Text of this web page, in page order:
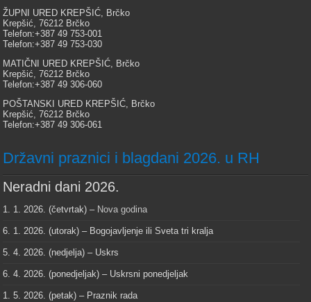
ŽUPNI URED KREPŠIĆ, Brčko
Krepšić, 76212 Brčko
Telefon:+387 49 753-001
Telefon:+387 49 753-030
MATIČNI URED KREPŠIĆ, Brčko
Krepšić, 76212 Brčko
Telefon:+387 49 306-060
POŠTANSKI URED KREPŠIĆ, Brčko
Krepšić, 76212 Brčko
Telefon:+387 49 306-061
Državni praznici i blagdani 2026. u RH
Neradni dani 2026.
1. 1. 2026. (četvrtak) – Nova godina
6. 1. 2026. (utorak) – Bogojavljenje ili Sveta tri kralja
5. 4. 2026. (nedjelja) – Uskrs
6. 4. 2026. (ponedjeljak) – Uskrsni ponedjeljak
1. 5. 2026. (petak) – Praznik rada